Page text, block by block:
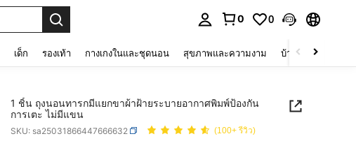
0 0
เด็ก รองเท้า กางเกงในและชุดนอน สุขภาพและความงาม บ้านและที่อยู่อาศัย
1 ชิ้น ถุงนอนทารกมีแยกขาผ้าฝ้ายระบายอากาศพิมพ์ป้องกัน
การเตะ ไม่มีแขน
SKU: sa25031866447666632 (100+ รีวิว)